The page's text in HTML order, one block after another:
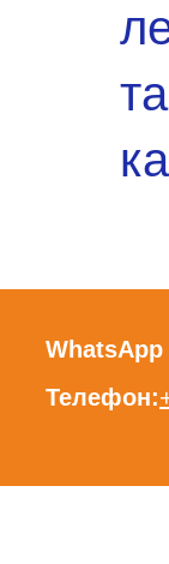
Телефон: